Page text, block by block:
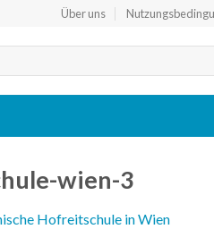
Über uns
wien-3
Hofreitschule in Wien